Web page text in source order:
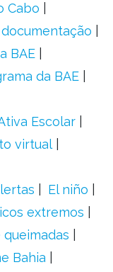
Cabo
BAE
da BAE
Escolar
virtual
El niño
extremos
queimadas
Bahia